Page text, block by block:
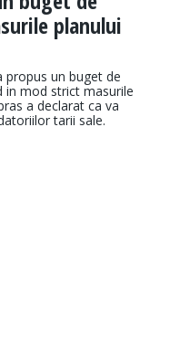
planului
propus un buget de
in mod strict masurile
a declarat ca va
tarii sale.